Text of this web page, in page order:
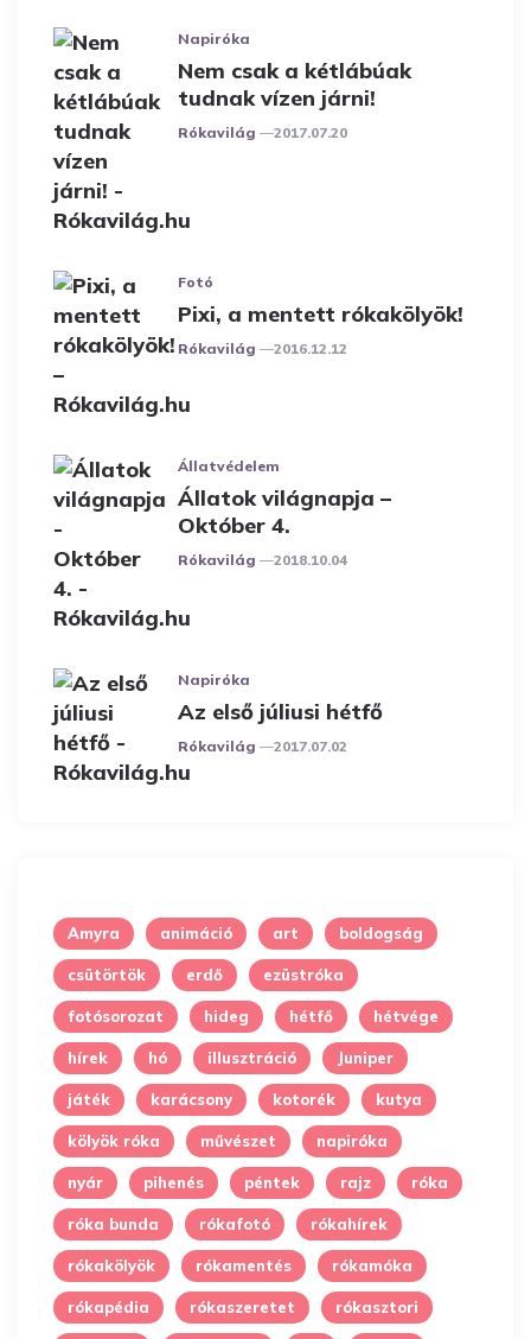
Napiróka
Nem csak a kétlábúak
tudnak vízen járni!
Posted
Rókavilág 2017.07.20
Fotó
Pixi, a mentett rókakölyök!
Posted
Rókavilág 2016.12.12
Állatvédelem
Állatok világnapja –
Október 4.
Posted
Rókavilág 2018.10.04
Napiróka
Az első júliusi hétfő
Posted
Rókavilág 2017.07.02
Amyra animáció art boldogság
csütörtök erdő ezüstróka
fotósorozat hideg hétfő hétvége
hírek hó illusztráció Juniper
játék karácsony kotorék kutya
kölyök róka művészet napiróka
nyár pihenés péntek rajz róka
róka bunda rókafotó rókahírek
rókakölyök rókamentés rókamóka
rókapédia rókaszeretet rókasztori